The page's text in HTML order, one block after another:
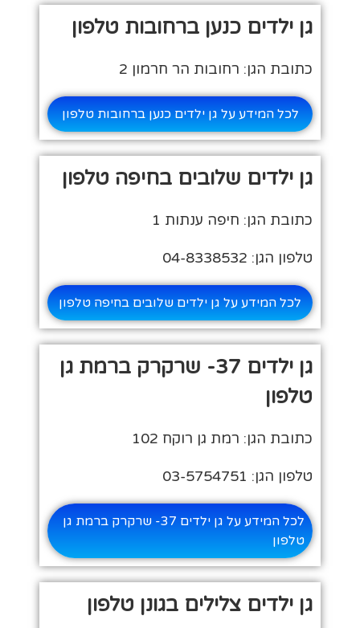
גן ילדים כנען ברחובות טלפון
כתובת הגן: רחובות הר חרמון 2
לכל המידע על גן ילדים כנען ברחובות טלפון
גן ילדים שלובים בחיפה טלפון
כתובת הגן: חיפה ענתות 1
טלפון הגן: 04-8338532
לכל המידע על גן ילדים שלובים בחיפה טלפון
גן ילדים 37- שרקרק ברמת גן
טלפון
כתובת הגן: רמת גן רוקח 102
טלפון הגן: 03-5754751
לכל המידע על גן ילדים 37- שרקרק ברמת גן
טלפון
גן ילדים צלילים בגונן טלפון